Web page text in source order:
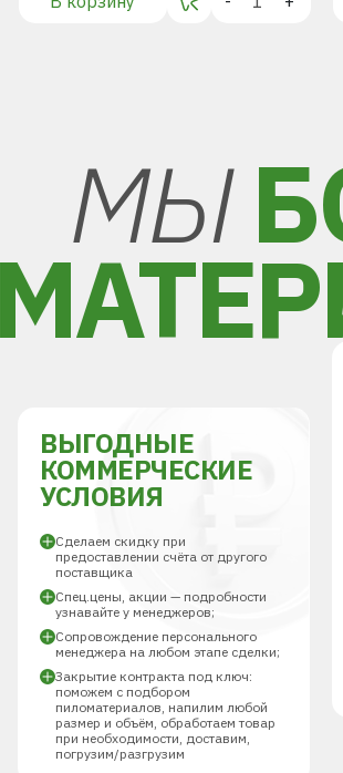
МЫ
ВЫГОДНЫЕ
КОММЕРЧЕСКИЕ
УСЛОВИЯ
Сделаем скидку при
предоставлении счёта от другого
поставщика
Спец.цены, акции — подробности
узнавайте у менеджеров;
Сопровождение персонального
менеджера на любом этапе сделки;
Закрытие контракта под ключ:
поможем с подбором
пиломатериалов, напилим любой
размер и объём, обработаем товар
при необходимости, доставим,
погрузим/разгрузим